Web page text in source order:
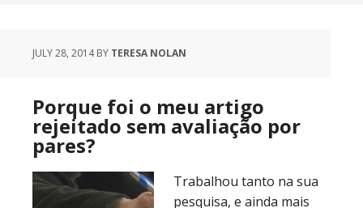
JULY 28, 2014BY TERESA NOLAN
Porque foi o meu artigo
rejeitado sem avaliação por
pares?
Trabalhou tanto na sua
pesquisa, e ainda mais